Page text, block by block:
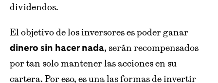
dividendos.
El objetivo de los inversores es poder ganar
dinero sin hacer nada, serán recompensados
por tan solo mantener las acciones en su
cartera. Por eso, es una las formas de invertir